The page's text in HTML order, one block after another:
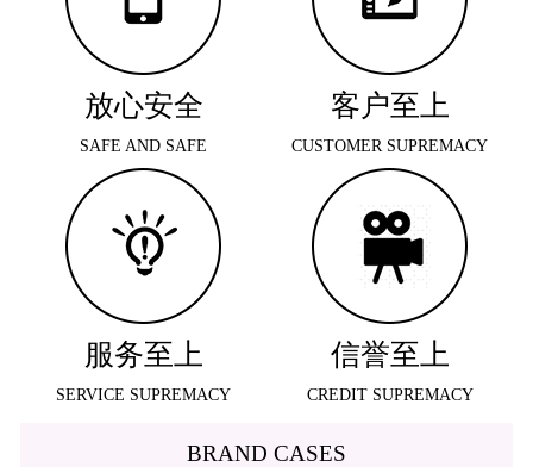
放心安全
SAFE AND SAFE
客户至上
CUSTOMER SUPREMACY
服务至上
SERVICE SUPREMACY
信誉至上
CREDIT SUPREMACY
BRAND CASES